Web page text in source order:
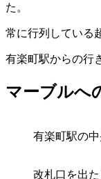
た。
常に行列している
有楽町駅からの行
マーブルへ
有楽町駅の
改札口を出